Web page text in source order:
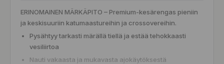
ERINOMAINEN MÄRKÄPITO – Premium-kesärengas pieniin
ja keskisuuriin katumaastureihin ja crossovereihin.
Pysähtyy tarkasti märällä tiellä ja estää tehokkaasti
vesiliirtoa
Nauti vakaasta ja mukavasta ajokäytöksestä